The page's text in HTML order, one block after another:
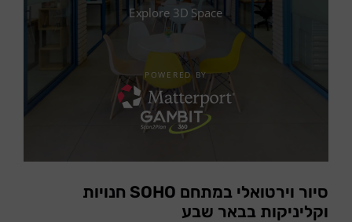
סיור וירטואלי במתחם SOHO חנויות
וקליניקות בבאר שבע​